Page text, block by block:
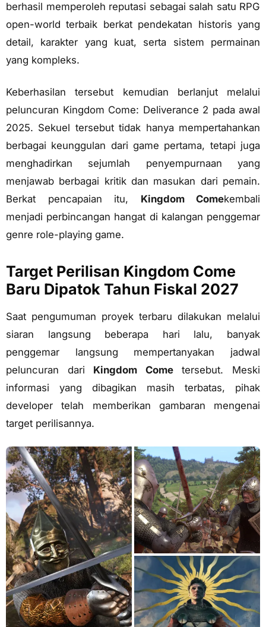
berhasil memperoleh reputasi sebagai salah satu RPG
open-world terbaik berkat pendekatan historis yang
detail, karakter yang kuat, serta sistem permainan
yang kompleks.
Keberhasilan tersebut kemudian berlanjut melalui
peluncuran Kingdom Come: Deliverance 2 pada awal
2025. Sekuel tersebut tidak hanya mempertahankan
berbagai keunggulan dari game pertama, tetapi juga
menghadirkan sejumlah penyempurnaan yang
menjawab berbagai kritik dan masukan dari pemain.
Berkat pencapaian itu, Kingdom Comekembali
menjadi perbincangan hangat di kalangan penggemar
genre role-playing game.
Target Perilisan Kingdom Come
Baru Dipatok Tahun Fiskal 2027
Saat pengumuman proyek terbaru dilakukan melalui
siaran langsung beberapa hari lalu, banyak
penggemar langsung mempertanyakan jadwal
peluncuran dari Kingdom Cometersebut. Meski
informasi yang dibagikan masih terbatas, pihak
developer telah memberikan gambaran mengenai
target perilisannya.